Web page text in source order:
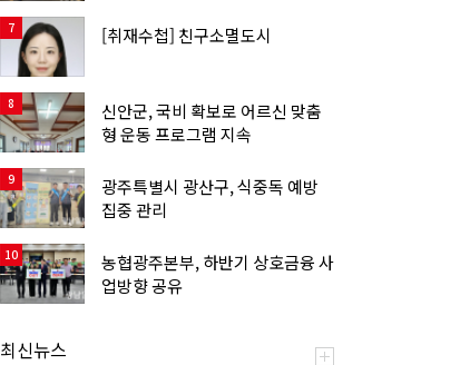
7 [취재수첩] 친구소멸도시
8
신안군, 국비 확보로 어르신 맞춤
형 운동 프로그램 지속
9
광주특별시 광산구, 식중독 예방
집중 관리
10
농협광주본부, 하반기 상호금융 사
업방향 공유
최신뉴스